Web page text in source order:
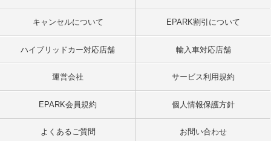
キャンセルについて EPARK割引について
ハイブリッドカー対応店舗 輸入車対応店舗
運営会社 サービス利用規約
EPARK会員規約 個人情報保護方針
よくあるご質問 お問い合わせ